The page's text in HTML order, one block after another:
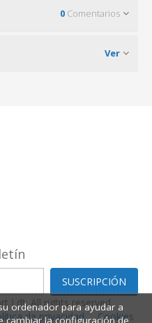
0 Comentarios
Ver
SUSCRIPCIÓN
Ldt. All rights reserved.
de privacidad Cookies
ordenador para ayudar a
cambiar la configuración de